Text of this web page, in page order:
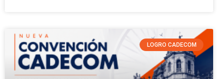
LOGRO CADECOM